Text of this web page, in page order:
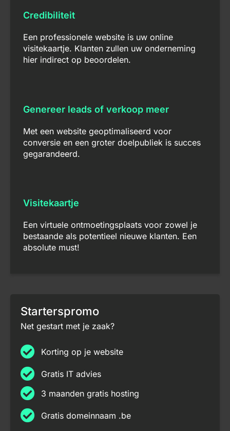
Credibiliteit
Een professionele website is uw online
visitekaartje. Klanten zullen uw onderneming
hier indirect op beoordelen.
Genereer leads of verkoop meer
Met een website geoptimaliseerd voor
conversie en een groter doelpubliek is succes
gegarandeerd.
Visitekaartje
Een virtuele ontmoetingsplaats voor zowel je
bestaande als potentieel nieuwe klanten. Een
absolute must!
Starterspromo
Net gestart met je zaak?
Korting op je website
Gratis IT advies
3 maanden gratis hosting
Gratis domeinnaam .be